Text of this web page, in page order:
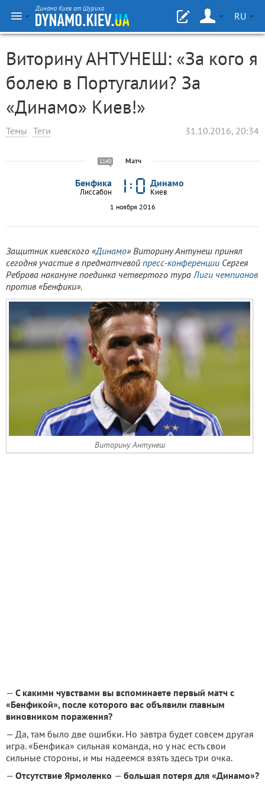
Динамо Киев от Шурика
RU
Виторину АНТУНЕШ: «За кого я
болею в Португалии? За
«Динамо» Киев!»
Темы Теги 31.10.2016, 20:34
1140 Матч
Бенфика
Лиссабон
Динамо
Киев
1 ноября 2016
Защитник киевского «Динамо» Виторину Антунеш принял
сегодня участие в предматчевой пресс-конференции Сергея
Реброва накануне поединка четвертого тураЛиги чемпионов
против «Бенфики».
Виторину Антунеш
— C какими чувствами вы вспоминаете первый матч с
«Бенфикой», после которого вас объявили главным
виновником поражения?
— Да, там было две ошибки. Но завтра будет совсем другая
игра. «Бенфика» сильная команда, но у нас есть свои
сильные стороны, и мы надеемся взять здесь три очка.
— Отсутствие Ярмоленко — большая потеря для «Динамо»?